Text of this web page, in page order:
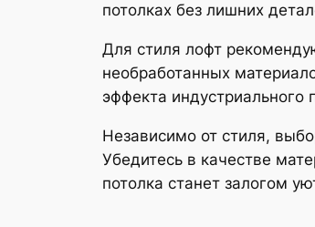
потолках без лишних
Для стиля лофт
необработанных
эффекта индустриального
Независимо от стиля,
Убедитесь в качестве
потолка станет залогом